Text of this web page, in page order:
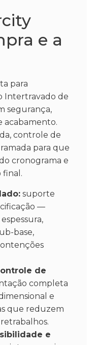
e a
para
Intertravado de
segurança,
acabamento.
controle de
para que
cronograma e
final.
suporte
—
base,
de
completa
e
que reduzem
e